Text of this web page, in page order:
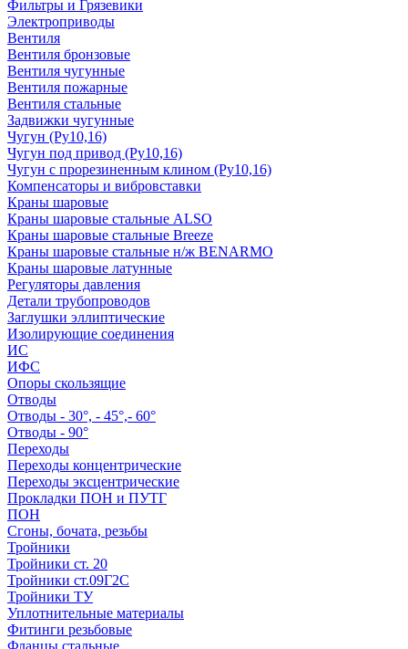
Фильтры и Грязевики
Электроприводы
Вентиля
Вентиля бронзовые
Вентиля чугунные
Вентиля пожарные
Вентиля стальные
Задвижки чугунные
Чугун (Ру10,16)
Чугун под привод (Ру10,16)
Чугун с прорезиненным клином (Ру10,16)
Компенсаторы и вибровставки
Краны шаровые
Краны шаровые стальные ALSO
Краны шаровые стальные Breeze
Краны шаровые стальные н/ж BENARMO
Краны шаровые латунные
Регуляторы давления
Детали трубопроводов
Заглушки эллиптические
Изолирующие соединения
ИС
ИФС
Опоры скользящие
Отводы
Отводы - 30°, - 45°,- 60°
Отводы - 90°
Переходы
Переходы концентрические
Переходы эксцентрические
Прокладки ПОН и ПУТГ
ПОН
Сгоны, бочата, резьбы
Тройники
Тройники ст. 20
Тройники ст.09Г2С
Тройники ТУ
Уплотнительные материалы
Фитинги резьбовые
Фланцы стальные